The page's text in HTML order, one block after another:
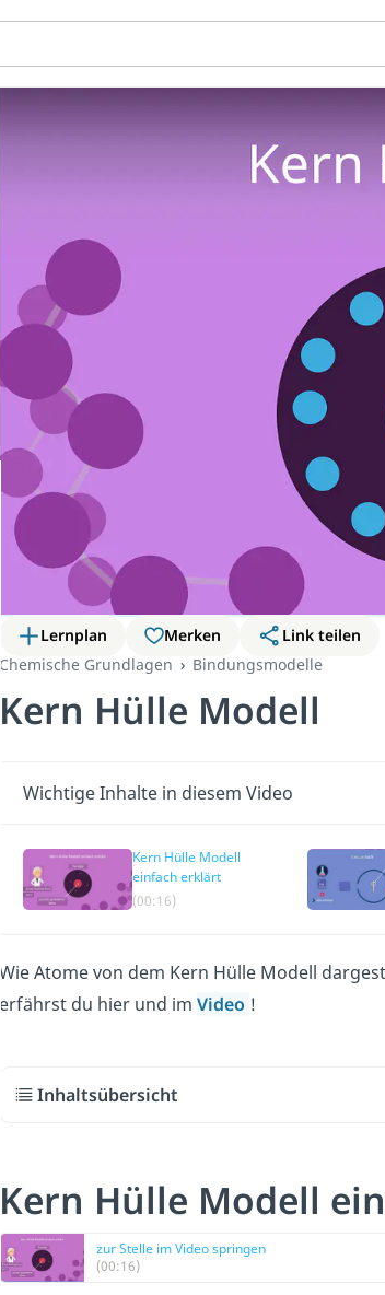
Lernplan Merken
Link teilen
Chemische Grundlagen
Bindungsmodelle
Kern Hülle Modell
Wichtige Inhalte in diesem Video
Kern Hülle Modell
einfach erklärt
(00:16)
Wie Atome von dem Kern Hülle Modell
erfährst du hier und im Video !
Inhaltsübersicht
Kern Hülle Modell
zur Stelle im Video springen
(00:16)